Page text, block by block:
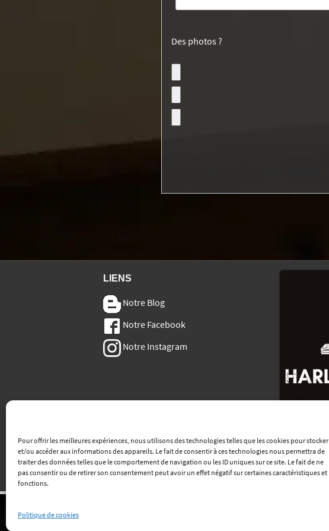
Pour offrir les meilleures expériences, nous utilisons des technologies telles que les cookies pour stocker
et/ou accéder aux informations des appareils. Le fait de consentir à ces technologies nous permettra de
traiter des données telles que le comportement de navigation ou les ID uniques sur ce site. Le fait de ne
pas consentir ou de retirer son consentement peut avoir un effet négatif sur certaines caractéristiques et
fonctions.
Politique de cookies
Des photos ?
LIENS
Notre Blog
Notre Facebook
Notre Instagram